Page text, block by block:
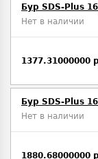
Бур SDS-Plus
Нет в наличии
1377.31000000
Бур SDS-Plus
Нет в наличии
1880.68000000